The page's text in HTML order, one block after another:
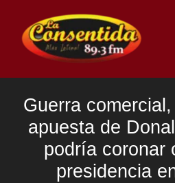
contenido
Guerra
apuesta de
podría coronar
presidencia